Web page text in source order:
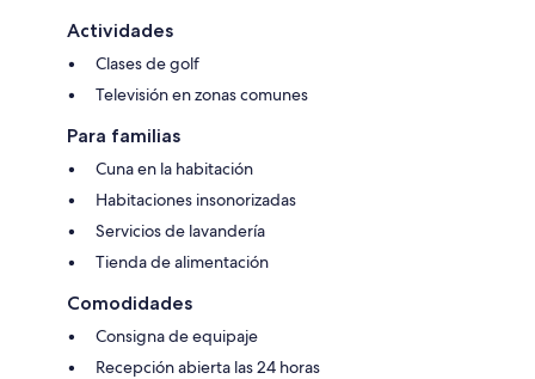
Actividades
Clases de golf
Televisión en zonas comunes
Para familias
Cuna en la habitación
Habitaciones insonorizadas
Servicios de lavandería
Tienda de alimentación
Comodidades
Consigna de equipaje
Recepción abierta las 24 horas